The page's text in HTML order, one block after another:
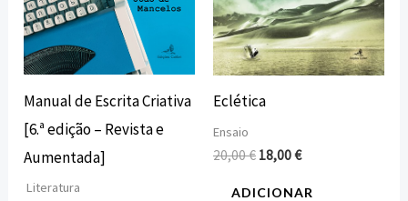
Manual de Escrita Criativa
[6.ª edição – Revista e
Aumentada]
Literatura
Eclética
Ensaio
20,00€ 18,00€
ADICIONAR